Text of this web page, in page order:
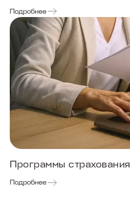
Подробнее
Программы страхования
Подробнее